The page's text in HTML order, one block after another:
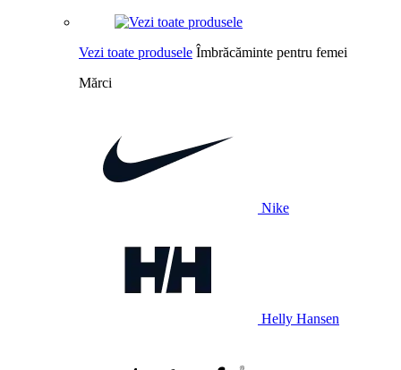
Vezi toate produsele Îmbrăcăminte pentru femei
Mărci
Nike
Helly Hansen